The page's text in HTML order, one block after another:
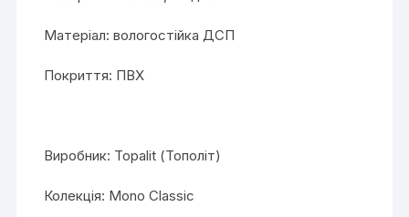
Матеріал: вологостійка ДСП
Покриття: ПВХ
Виробник: Topalit (Тополіт)
Колекція: Mono Classic